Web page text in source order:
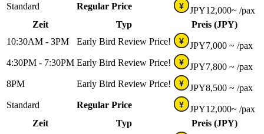
Standard
Regular Price ¥ JPY12,000~ /pax
Zeit
Typ
Preis (JPY)
10:30AM - 3PM
Early Bird Review Price! ¥ JPY7,000 ~ /pax
4:30PM - 7:30PM Early Bird Review Price! ¥ JPY7,800 ~ /pax
8PM
Early Bird Review Price! ¥ JPY8,500 ~ /pax
Standard
Regular Price ¥ JPY12,000~ /pax
Zeit
Typ
Preis (JPY)